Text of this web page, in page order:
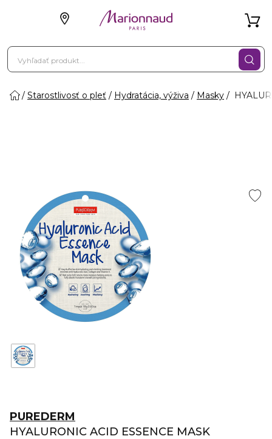
Starostlivosť o pleť Hydratácia, výživa Masky
PUREDERM
HYALURONIC ACID ESSENCE MASK